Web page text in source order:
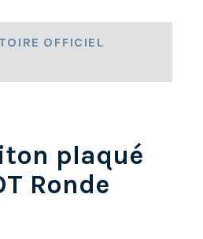
OFFICIEL
plaqué
Ronde